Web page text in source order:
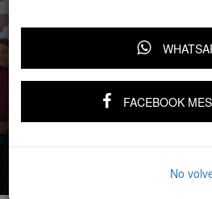
Impulso al deporte
tercer ciclo escolar
Molina
FACEBOOK
No